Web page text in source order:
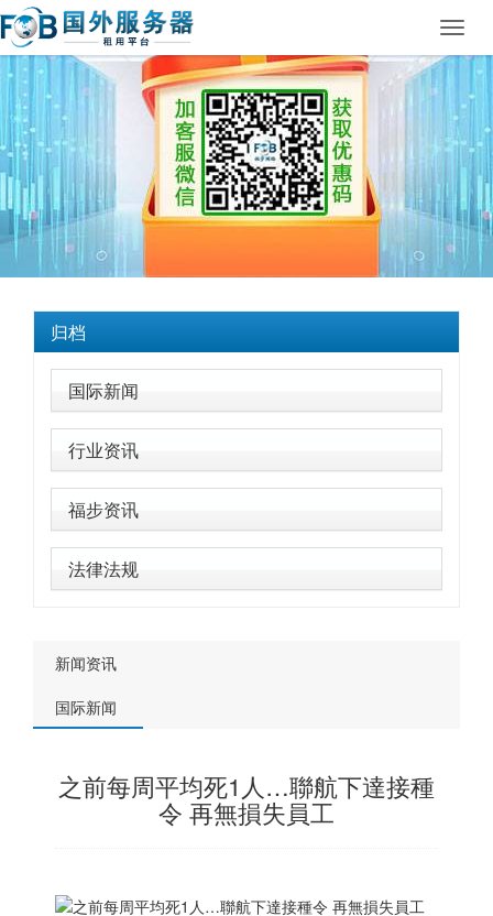
归档
国际新闻
行业资讯
福步资讯
法律法规
新闻资讯
国际新闻
之前每周平均死1人…聯航下達接種
令 再無損失員工